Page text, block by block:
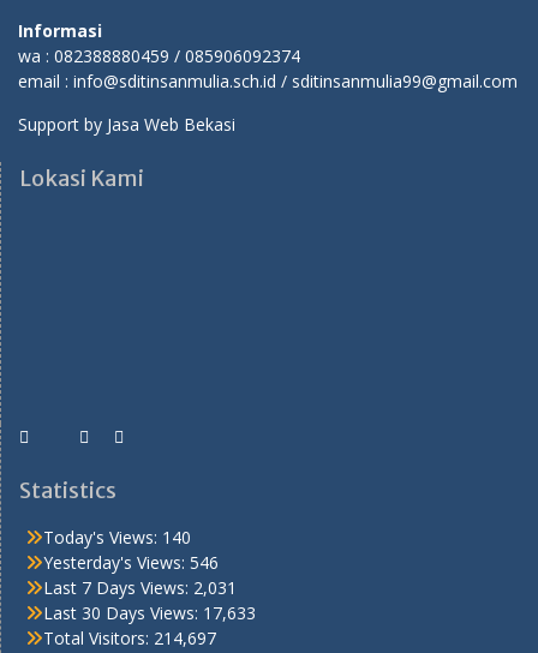
Informasi
wa : 082388880459 / 085906092374
email : info@sditinsanmulia.sch.id / sditinsanmulia99@gmail.com
Support by Jasa Web Bekasi
Lokasi Kami
Statistics
Today's Views: 140
Yesterday's Views: 546
Last 7 Days Views: 2,031
Last 30 Days Views: 17,633
Total Visitors: 214,697